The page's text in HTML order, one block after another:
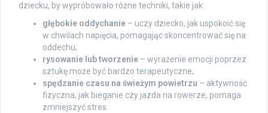
dziecku, by wypróbowało różne techniki, takie jak:
głębokie oddychanie – uczy dziecko, jak uspokoić się
w chwilach napięcia, pomagając skoncentrować się na
oddechu;
rysowanie lub tworzenie – wyrażenie emocji poprzez
sztukę może być bardzo terapeutyczne;
spędzanie czasu na świeżym powietrzu – aktywność
fizyczna, jak bieganie czy jazda na rowerze, pomaga
zmniejszyć stres.